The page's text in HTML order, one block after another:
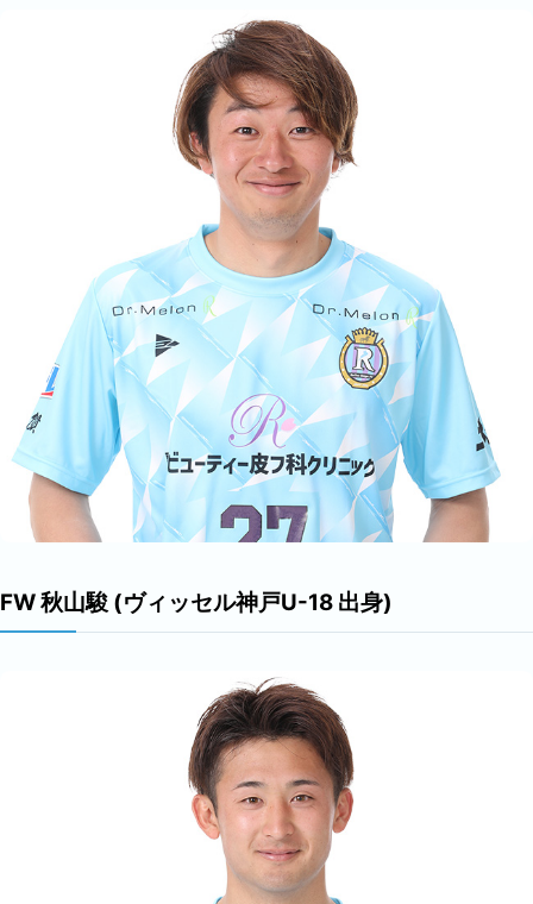
FW 秋山駿 (ヴィッセル神戸U-18 出身)